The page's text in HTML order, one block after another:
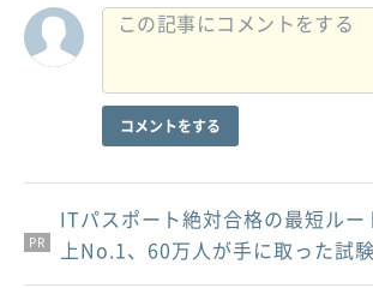
コメントをする
PR
PR
PR
ITパスポート絶対合格の最短ルー
上No.1、60万人が手に取った試